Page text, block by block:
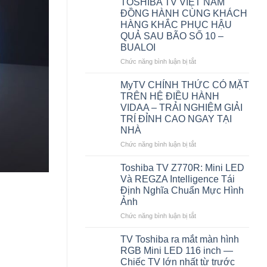
CES
2026
Nâng
tầm
và
Khám
phá
Nội
Trí
Nhân
tạo
(AI)
Hình,
Một
Tuyệt
Tác
REGZA
TV
tôn
vinh
tinh
hoa
hoan
Phim
Quốc
ĐỒNG HÀNH CÙNG KHÁCH
HÀNG KHẮC PHỤC HẬU
QUẢ SAU BÃO SỐ 10 –
BUALOI
Chức năng bình luận bị tắtở
TV
VIỆT
NAM
ĐỒNG
HÀNH
KHÁCH
PHỤC
HẬU
QUẢ
–
BUALOI
MyTV CHÍNH THỨC CÓ MẶT
TRÊN HỆ ĐIỀU HÀNH
VIDAA – TRẢI NGHIỆM GIẢI
TRÍ ĐỈNH CAO NGAY TẠI
NHÀ
Chức năng bình luận bị tắtở
CHÍNH
CÓ
MẶT
HỆ
HÀNH
VIDAA
–
TRẢI
Toshiba TV Z770R: Mini LED
Và REGZA Intelligence Tái
Định Nghĩa Chuẩn Mực Hình
Ảnh
Chức năng bình luận bị tắtở
TV
Z770R:
Mini
LED
TV Toshiba ra mắt màn hình
RGB Mini LED 116 inch —
Chiếc TV lớn nhất từ trước